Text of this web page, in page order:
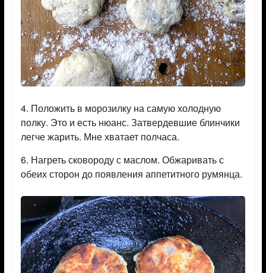
4. Положить в морозилку на самую холодную
полку. Это и есть нюанс. Затвердевшие блинчики
легче жарить. Мне хватает полчаса.
6. Нагреть сковороду с маслом. Обжаривать с
обеих сторон до появления аппетитного румянца.